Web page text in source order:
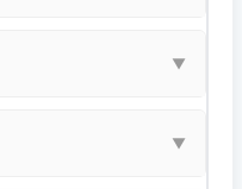
试即可。
Win11 最新版）已
安全性问题。
▼
▼